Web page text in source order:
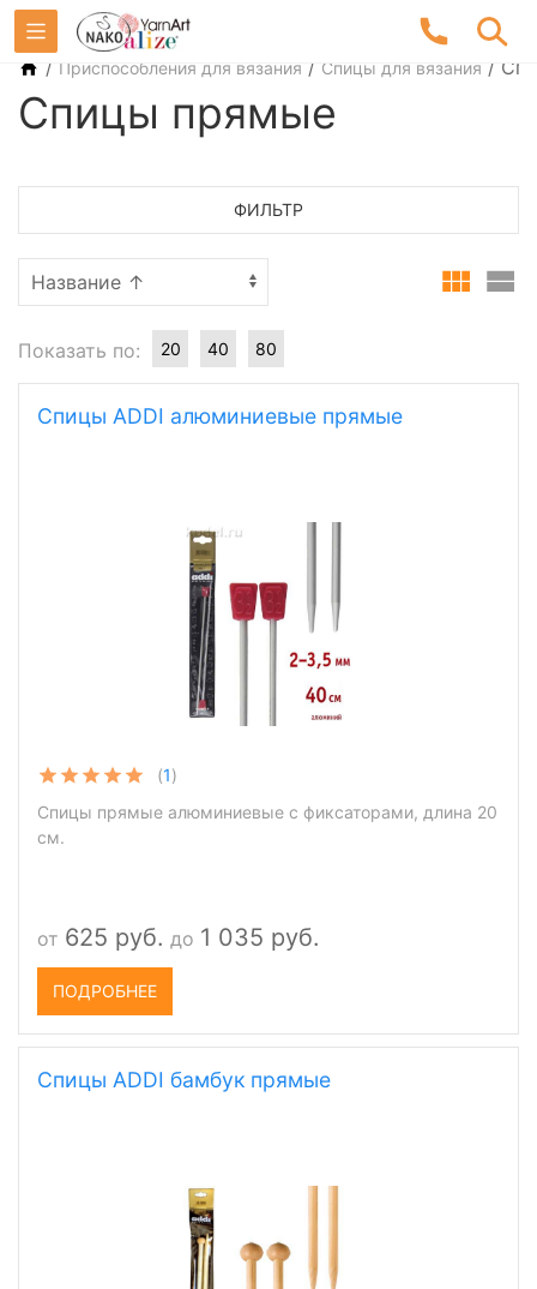
/ Приспособления для вязания / Спицы для вязания /
Спицы прямые
ФИЛЬТР
Показать по: 20 40 80
Спицы ADDI алюминиевые прямые
(1)
Спицы прямые алюминиевые с фиксаторами, длина 20
см.
от 625 руб. до 1 035 руб.
ПОДРОБНЕЕ
Спицы ADDI бамбук прямые